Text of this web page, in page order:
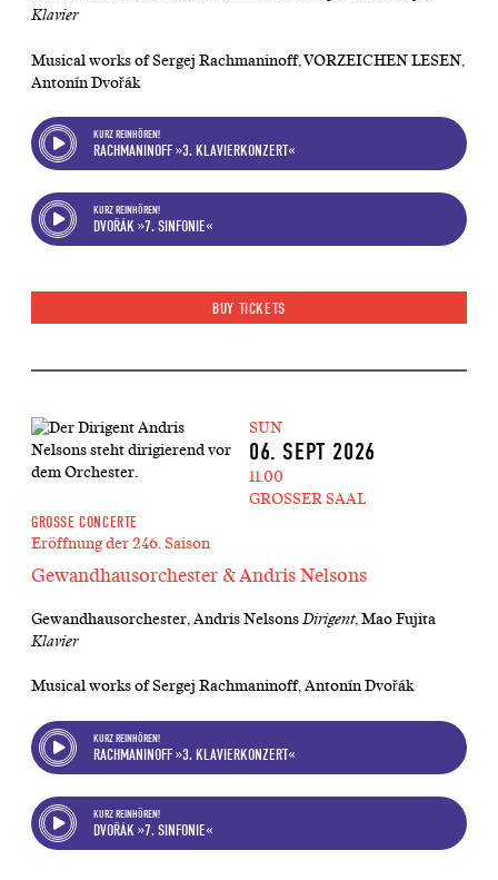
Klavier
Musical works of Sergej Rachmaninoff, VORZEICHEN LESEN,
Antonín Dvořák
KURZ REINHÖREN!
RACHMANINOFF »3. KLAVIERKONZERT«
KURZ REINHÖREN!
DVOŘÁK »7. SINFONIE«
BUY TICKETS
SUN
06. SEPT 2026
11.00
GROSSER SAAL
GROSSE CONCERTE
Eröffnung der 246. Saison
Gewandhausorchester & Andris Nelsons
Gewandhausorchester, Andris NelsonsDirigent, Mao Fujita
Klavier
Musical works of Sergej Rachmaninoff, Antonín Dvořák
KURZ REINHÖREN!
RACHMANINOFF »3. KLAVIERKONZERT«
KURZ REINHÖREN!
DVOŘÁK »7. SINFONIE«